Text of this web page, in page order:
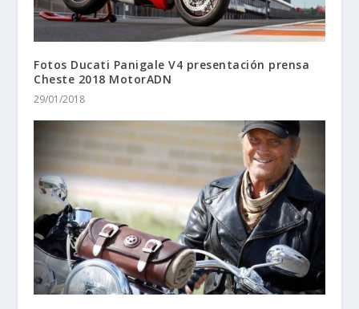
Fotos Ducati Panigale V4 presentación prensa
Cheste 2018 MotorADN
29/01/2018